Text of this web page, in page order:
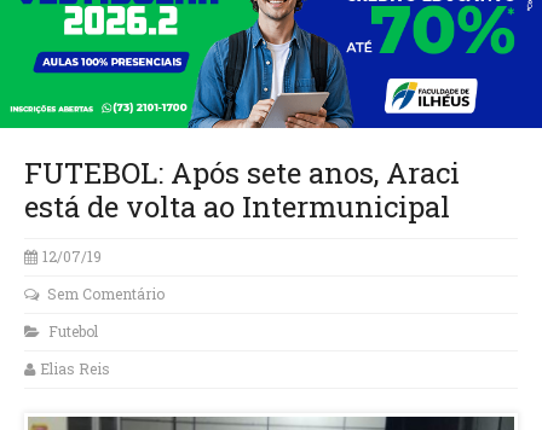
FUTEBOL: Após sete anos, Araci
está de volta ao Intermunicipal
12/07/19
Sem Comentário
Futebol
Elias Reis